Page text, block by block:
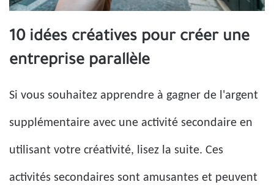
10 idées créatives pour créer une
entreprise parallèle
Si vous souhaitez apprendre à gagner de l'argent
supplémentaire avec une activité secondaire en
utilisant votre créativité, lisez la suite. Ces
activités secondaires sont amusantes et peuvent